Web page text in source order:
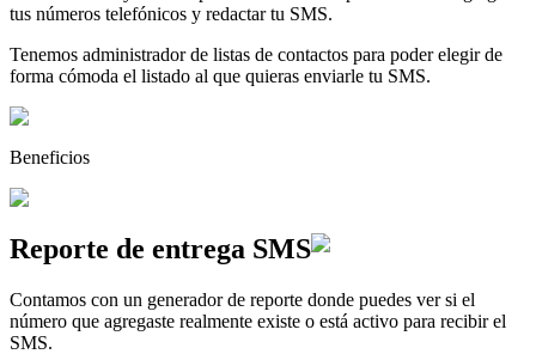
tus números telefónicos y redactar tu SMS.
Tenemos administrador de listas de contactos para poder elegir de
forma cómoda el listado al que quieras enviarle tu SMS.
Beneficios
Reporte de entrega SMS
Contamos con un generador de reporte donde puedes ver si el
número que agregaste realmente existe o está activo para recibir el
SMS.